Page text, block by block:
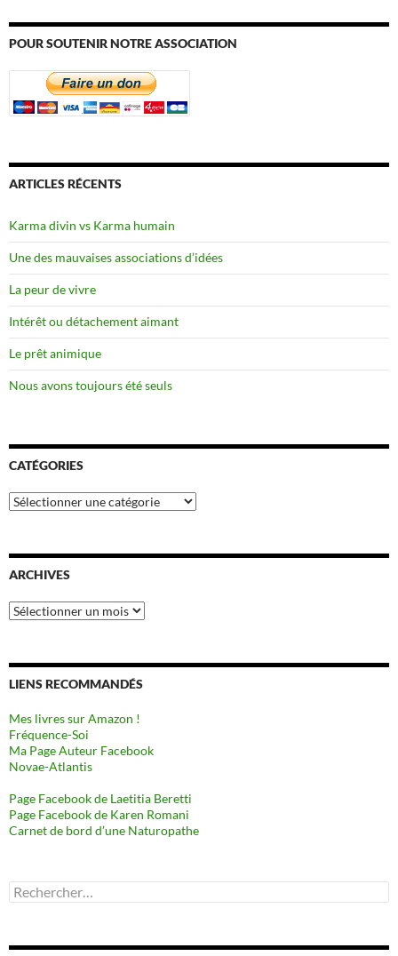
POUR SOUTENIR NOTRE ASSOCIATION
ARTICLES RÉCENTS
Karma divin vs Karma humain
Une des mauvaises associations d’idées
La peur de vivre
Intérêt ou détachement aimant
Le prêt animique
Nous avons toujours été seuls
CATÉGORIES
Catégories
ARCHIVES
Archives
LIENS RECOMMANDÉS
Mes livres sur Amazon !
Fréquence-Soi
Ma Page Auteur Facebook
Novae-Atlantis
Page Facebook de Laetitia Beretti
Page Facebook de Karen Romani
Carnet de bord d’une Naturopathe
Rechercher :